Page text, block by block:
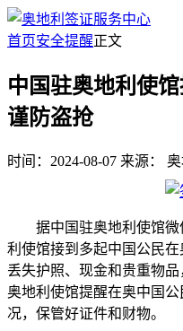
首页安全提醒正文
中国驻奥地利使
谨防盗抢
时间：2024-08-07 来源：
据中国驻奥地利使馆微
利使馆接到多起中国公民
丢失护照、现金和贵重物
奥地利使馆提醒在奥中国
况，保管好证件和财物。